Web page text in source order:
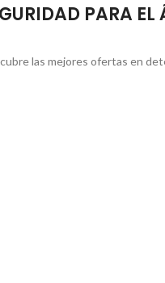
PARA
las mejores ofertas en